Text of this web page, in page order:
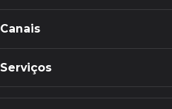
Canais
Serviços